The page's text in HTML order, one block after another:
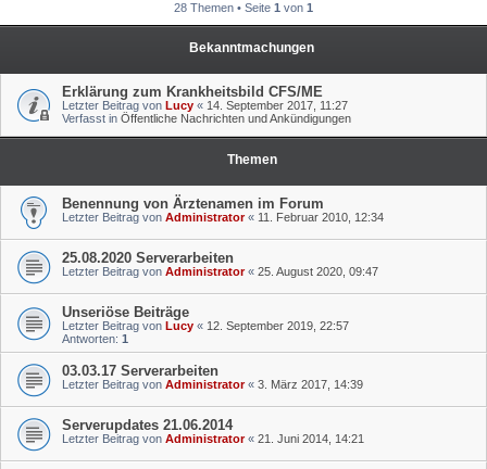
28 Themen • Seite 1 von 1
Bekanntmachungen
Erklärung zum Krankheitsbild CFS/ME
Letzter Beitrag von Lucy « 14. September 2017, 11:27
Verfasst in Öffentliche Nachrichten und Ankündigungen
Themen
Benennung von Ärztenamen im Forum
Letzter Beitrag von Administrator« 11. Februar 2010, 12:34
25.08.2020 Serverarbeiten
Letzter Beitrag von Administrator« 25. August 2020, 09:47
Unseriöse Beiträge
Letzter Beitrag von Lucy « 12. September 2019, 22:57
Antworten: 1
03.03.17 Serverarbeiten
Letzter Beitrag von Administrator« 3. März 2017, 14:39
Serverupdates 21.06.2014
Letzter Beitrag von Administrator« 21. Juni 2014, 14:21